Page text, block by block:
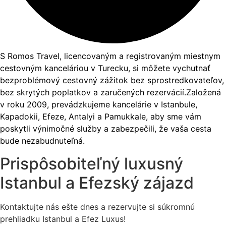
S Romos Travel, licencovaným a registrovaným miestnym
cestovným kanceláriou v Turecku, si môžete vychutnať
bezproblémový cestovný zážitok bez sprostredkovateľov,
bez skrytých poplatkov a zaručených rezervácií.Založená
v roku 2009, prevádzkujeme kancelárie v Istanbule,
Kapadokii, Efeze, Antalyi a Pamukkale, aby sme vám
poskytli výnimočné služby a zabezpečili, že vaša cesta
bude nezabudnuteľná.
Prispôsobiteľný luxusný
Istanbul a Efezský zájazd
Kontaktujte nás ešte dnes a rezervujte si súkromnú
prehliadku Istanbul a Efez Luxus!